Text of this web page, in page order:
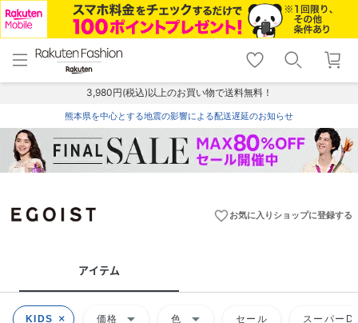
menu home
トップ
shopping_cart lock_outline
ログイン
3,980円(税込)以上のお買い物で送料無料！
熊本県を中心とする地震の影響による配送遅延のお知らせ
favorite_borderお気に入りショップに登録する
アイテム
KIDS 価格 色 セール スーパー